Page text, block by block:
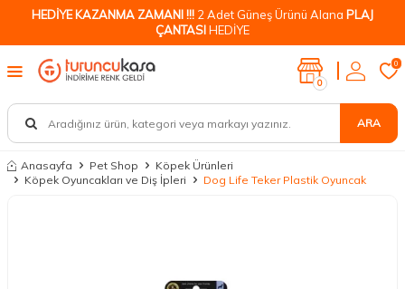
HEDİYE KAZANMA ZAMANI !!! 2 Adet Güneş Ürünü Alana PLAJ
ÇANTASIHEDİYE
ARA
0
0
Anasayfa Pet Shop
Köpek Ürünleri
Köpek Oyuncakları ve Diş İpleri
Dog Life Teker Plastik Oyuncak